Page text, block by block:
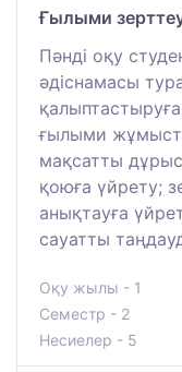
Ғылыми зерттеу
Пәнді оқу
әдіснамасы
ғылыми
мақсатты
қоюға үйрету;
анықтауға
сауатты
Оқу жылы - 1
Семестр - 2
Несиелер - 5